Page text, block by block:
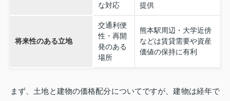
な対応
提供
将来性のある立地
交通利便
性・再開
発のある
場所
熊本駅周辺・大学近傍
などは賃貸需要や資産
価値の保持に有利
まず、土地と建物の価格配分についてですが、建物は経年で